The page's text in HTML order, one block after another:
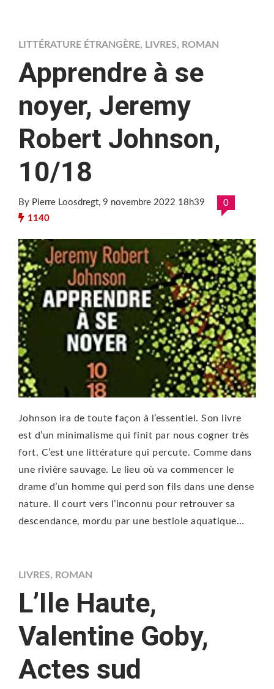
LITTÉRATURE ÉTRANGÈRE, LIVRES, ROMAN
Apprendre à se
noyer, Jeremy
Robert Johnson,
10/18
By Pierre Loosdregt, 9 novembre 2022 18h39
0
1140
Johnson ira de toute façon à l’essentiel. Son livre
est d’un minimalisme qui finit par nous cogner très
fort. C’est une littérature qui percute. Comme dans
une rivière sauvage. Le lieu où va commencer le
drame d’un homme qui perd son fils dans une dense
nature. Il court vers l’inconnu pour retrouver sa
descendance, mordu par une bestiole aquatique…
LIVRES, ROMAN
L’Ile Haute,
Valentine Goby,
Actes sud